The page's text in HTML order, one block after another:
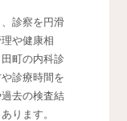
診察を円滑
や健康相
町の内科診
診療時間を
去の検査結
ります。